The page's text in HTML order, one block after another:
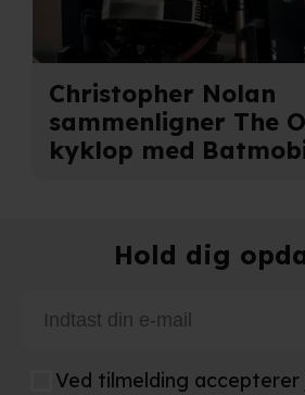
Christopher Nolan
sammenligner The
kyklop med
Hold dig
Ved tilmelding